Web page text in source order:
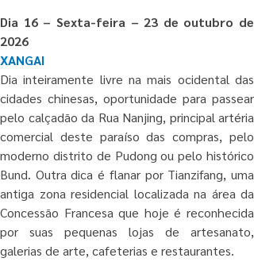
Dia 16 – Sexta-feira – 23 de outubro de
2026
XANGAI
Dia inteiramente livre na mais ocidental das
cidades chinesas, oportunidade para passear
pelo calçadão da Rua Nanjing, principal artéria
comercial deste paraíso das compras, pelo
moderno distrito de Pudong ou pelo histórico
Bund. Outra dica é flanar por Tianzifang, uma
antiga zona residencial localizada na área da
Concessão Francesa que hoje é reconhecida
por suas pequenas lojas de artesanato,
galerias de arte, cafeterias e restaurantes.